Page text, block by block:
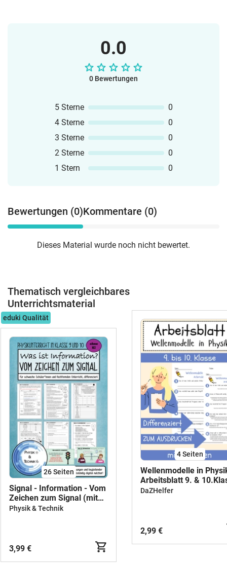
0.0
0 Bewertungen
5 Sterne
0
4 Sterne
0
3 Sterne
0
2 Sterne
0
1 Stern
0
Bewertungen (0)Kommentare (0)
Dieses Material wurde noch nicht bewertet.
Thematisch vergleichbares
Unterrichtsmaterial
eduki Qualität
26Seiten
Signal - Information - Vom
Zeichen zum Signal (mit
Lösung, differenziert,
Physik & Technik
3,99 €
4Seiten
Wellenmodelle in
Arbeitsblatt 9. &
Wellenausbreitung und
DaZHelfer
2,99 €